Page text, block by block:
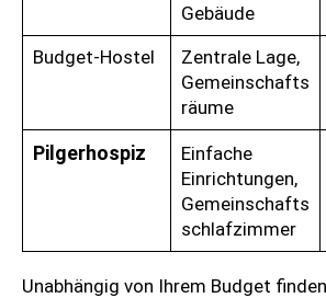
Gebäude
Budget-Hostel
Zentrale Lage,
Gemeinschafts
räume
Pilgerhospiz
Einfache
Einrichtungen,
Gemeinschafts
schlafzimmer
Unabhängig von Ihrem Budget